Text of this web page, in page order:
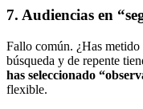
7. Audiencias en
Fallo común. ¿Has metido
búsqueda y de repente
has seleccionado
flexible.